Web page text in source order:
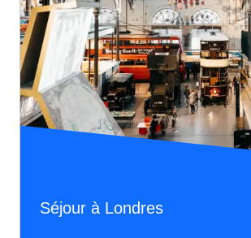
Séjour à Londres